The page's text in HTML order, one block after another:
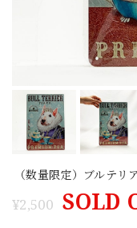
（数量限定）ブルテ
¥2,500 SOLD